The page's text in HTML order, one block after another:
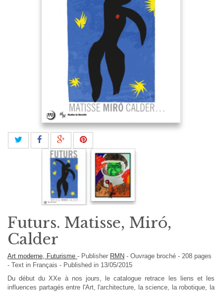
Futurs. Matisse, Miró,
Calder
Art moderne, Futurisme - Publisher RMN - Ouvrage broché - 208 pages
- Text in Français - Published in 13/05/2015
Du début du XXe à nos jours, le catalogue retrace les liens et les
influences partagés entre l'Art, l'architecture, la science, la robotique, la